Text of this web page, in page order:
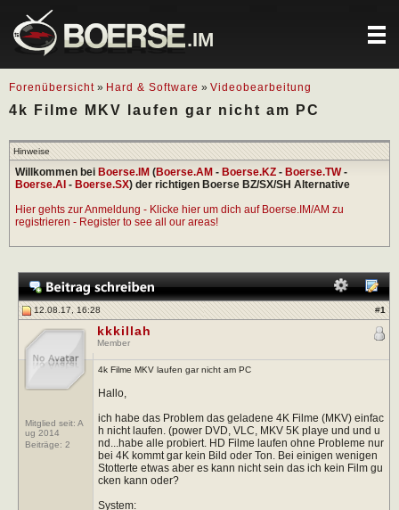
.IM
Forenübersicht » Hard & Software » Videobearbeitung
4k Filme MKV laufen gar nicht am PC
Hinweise
Willkommen bei Boerse.IM (Boerse.AM - Boerse.KZ - Boerse.TW-
Boerse.AI - Boerse.SX) der richtigen Boerse BZ/SX/SH Alternative
Hier gehts zur Anmeldung - Klicke hier um dich auf Boerse.IM/AM zu
registrieren - Register to see all our areas!
12.08.17, 16:28 #1
Mitglied seit: A
ug 2014
Beiträge: 2
kkkillah
Member
4k Filme MKV laufen gar nicht am PC
Hallo,
ich habe das Problem das geladene 4K Filme (MKV) einfac
h nicht laufen. (power DVD, VLC, MKV 5K playe und und u
nd...habe alle probiert. HD Filme laufen ohne Probleme nur
bei 4K kommt gar kein Bild oder Ton. Bei einigen wenigen
Stotterte etwas aber es kann nicht sein das ich kein Film gu
cken kann oder?
System: